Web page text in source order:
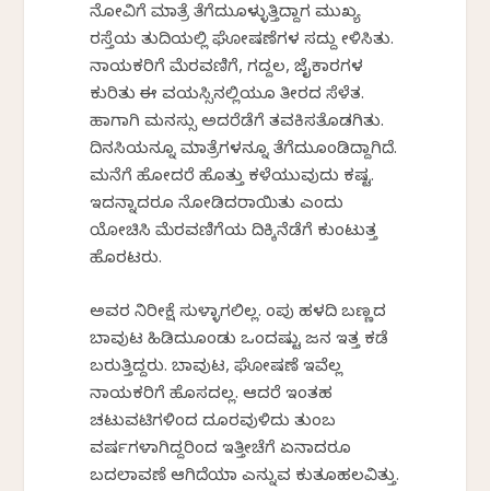
ನೋವಿಗೆ ಮಾತ್ರೆ ತೆಗೆದುಕೊಳ್ಳುತ್ತಿದ್ದಾಗ ಮುಖ್ಯ
ರಸ್ತೆಯ ತುದಿಯಲ್ಲಿ ಘೋಷಣೆಗಳ ಸದ್ದು ಕೇಳಿಸಿತು.
ನಾಯಕರಿಗೆ ಮೆರವಣಿಗೆ, ಗದ್ದಲ, ಜೈಕಾರಗಳ
ಕುರಿತು ಈ ವಯಸ್ಸಿನಲ್ಲಿಯೂ ತೀರದ ಸೆಳೆತ.
ಹಾಗಾಗಿ ಮನಸ್ಸು ಅದರೆಡೆಗೆ ತವಕಿಸತೊಡಗಿತು.
ದಿನಸಿಯನ್ನೂ ಮಾತ್ರೆಗಳನ್ನೂ ತೆಗೆದುಕೊಂಡಿದ್ದಾಗಿದೆ.
ಮನೆಗೆ ಹೋದರೆ ಹೊತ್ತು ಕಳೆಯುವುದು ಕಷ್ಟ.
ಇದನ್ನಾದರೂ ನೋಡಿದರಾಯಿತು ಎಂದು
ಯೋಚಿಸಿ ಮೆರವಣಿಗೆಯ ದಿಕ್ಕಿನೆಡೆಗೆ ಕುಂಟುತ್ತ
ಹೊರಟರು.
ಅವರ ನಿರೀಕ್ಷೆ ಸುಳ್ಳಾಗಲಿಲ್ಲ. ಕೆಂಪು ಹಳದಿ ಬಣ್ಣದ
ಬಾವುಟ ಹಿಡಿದುಕೊಂಡು ಒಂದಷ್ಟು ಜನ ಇತ್ತ ಕಡೆ
ಬರುತ್ತಿದ್ದರು. ಬಾವುಟ, ಘೋಷಣೆ ಇವೆಲ್ಲ
ನಾಯಕರಿಗೆ ಹೊಸದಲ್ಲ. ಆದರೆ ಇಂತಹ
ಚಟುವಟಿಕೆಗಳಿಂದ ದೂರವುಳಿದು ತುಂಬ
ವರ್ಷಗಳಾಗಿದ್ದರಿಂದ ಇತ್ತೀಚೆಗೆ ಏನಾದರೂ
ಬದಲಾವಣೆ ಆಗಿದೆಯಾ ಎನ್ನುವ ಕುತೂಹಲವಿತ್ತು.